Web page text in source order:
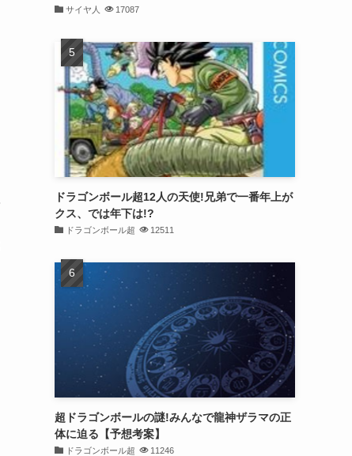
サイヤ人 17087
ドラゴンボール超12人の天使!兄弟で一番年上が
クス、では年下は!?
ドラゴンボール超 12511
超ドラゴンボールの謎!みんなで龍神ザラマの正
体に迫る【予想考案】
ドラゴンボール超 11246